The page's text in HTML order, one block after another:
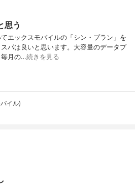
思う
エックスモバイルの「シン・プラン」を
パは良いと思います。大容量のデータプ
毎月の…続きを見る
イル)